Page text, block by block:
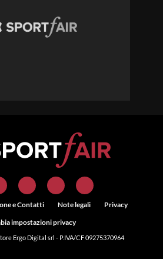
e Contatti Note legali
Privacy
impostazioni privacy
Ergo Digital srl - P.IVA/CF 09275370964